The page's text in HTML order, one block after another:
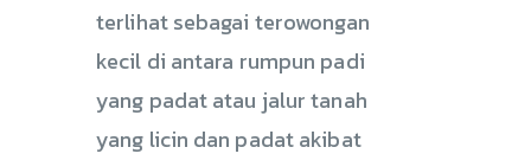
terlihat sebagai terowongan
kecil di antara rumpun padi
yang padat atau jalur tanah
yang licin dan padat akibat